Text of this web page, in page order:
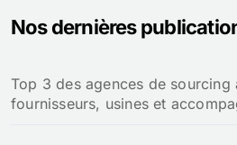
Nos dernières
Top 3 des agences de sourcing
fournisseurs, usines et